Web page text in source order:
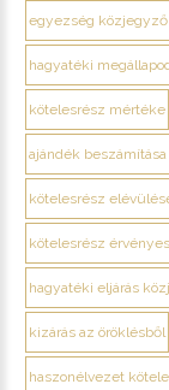
egyezség
hagyatéki
kötelesrész mértéke
ajándék
kötelesrész
kötelesrész
hagyatéki eljárás
kizárás az öröklésből
haszonélvezet